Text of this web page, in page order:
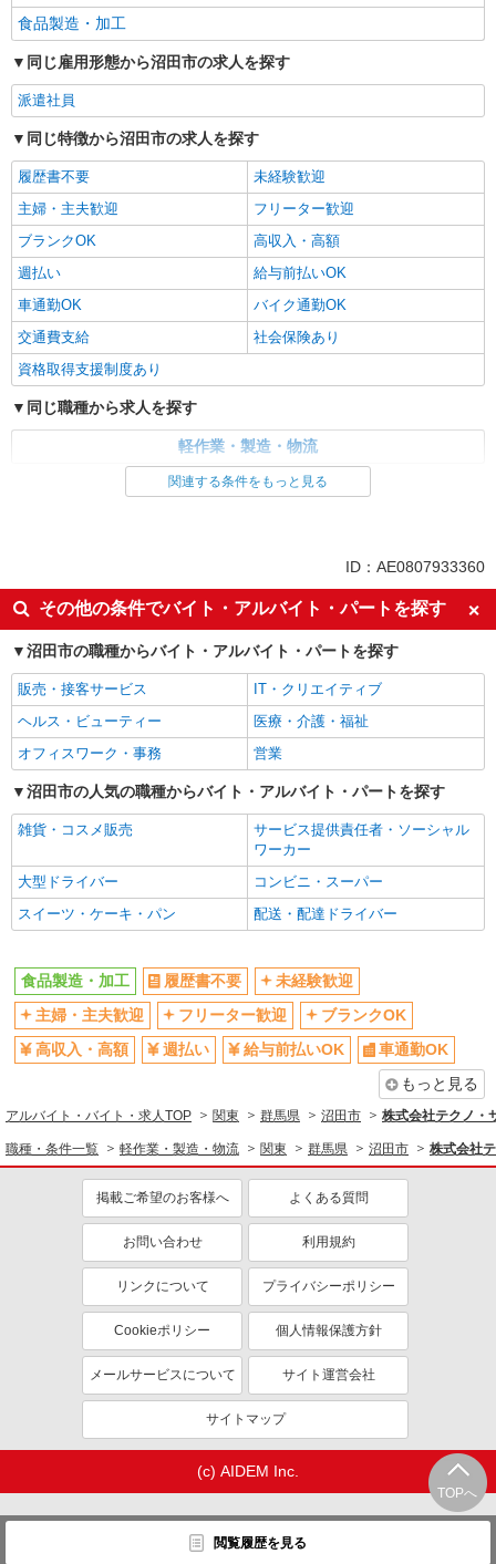
食品製造・加工
同じ雇用形態から沼田市の求人を探す
派遣社員
同じ特徴から沼田市の求人を探す
履歴書不要
未経験歓迎
主婦・主夫歓迎
フリーター歓迎
ブランクOK
高収入・高額
週払い
給与前払いOK
車通勤OK
バイク通勤OK
交通費支給
社会保険あり
資格取得支援制度あり
同じ職種から求人を探す
軽作業・製造・物流
同じ特徴から求人を探す関連する条件をもっと見る
ID：AE0807933360
その他の条件でバイト・アルバイト・パートを探す
沼田市の職種からバイト・アルバイト・パートを探す
販売・接客サービス
IT・クリエイティブ
ヘルス・ビューティー
医療・介護・福祉
オフィスワーク・事務
営業
沼田市の人気の職種からバイト・アルバイト・パートを探す
雑貨・コスメ販売
サービス提供責任者・ソーシャル
ワーカー
大型ドライバー
コンビニ・スーパー
スイーツ・ケーキ・パン
配送・配達ドライバー
TOPへ
閲覧履歴を見る
食品製造・加工 履歴書不要
未経験歓迎
主婦・主夫歓迎
フリーター歓迎
ブランクOK
高収入・高額
週払い 給与前払いOK
車通勤OK
もっと見る
アルバイト・バイト・求人TOP 関東 群馬県 沼田市 株式会社テクノ・
職種・条件一覧 軽作業・製造・物流 関東 群馬県 沼田市 株式会社
掲載ご希望のお客様へ よくある質問
お問い合わせ 利用規約
リンクについて プライバシーポリシー
Cookieポリシー 個人情報保護方針
メールサービスについて サイト運営会社
サイトマップ
(c) AIDEM Inc.